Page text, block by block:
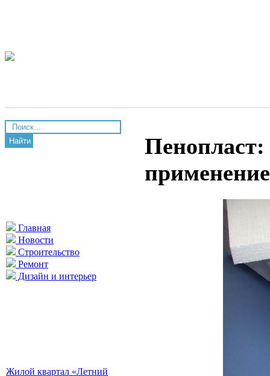
Найти
Главная
Новости
Строительство
Ремонт
Дизайн и интерьер
Жилой квартал «Летний
применение